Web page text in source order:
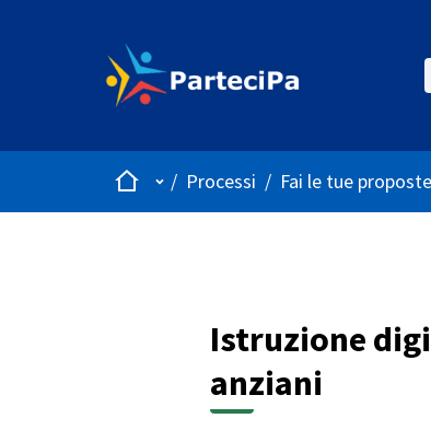
HomeMenù principale
/ Processi / Fai le tue
Istruzione
anziani